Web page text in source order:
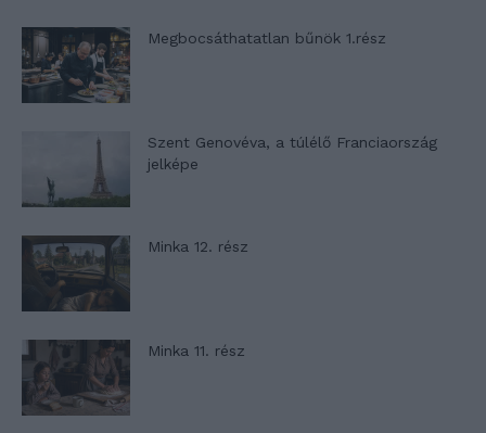
Megbocsáthatatlan bűnök 1.rész
Szent Genovéva, a túlélő Franciaország
jelképe
Minka 12. rész
Minka 11. rész